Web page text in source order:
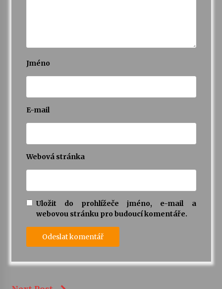
Jméno
E-mail
Webová stránka
Uložit do prohlížeče jméno, e-mail a
webovou stránku pro budoucí komentáře.